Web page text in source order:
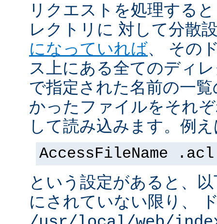
リクエストを処理する
レクトリに 対して分散
になっていれば、 その
ス上にある全てのディ
で指定された名前の一
かったファイルをそれ
して読み込みます。例
AccessFileName .acl
という設定があると、
にされていない限り、